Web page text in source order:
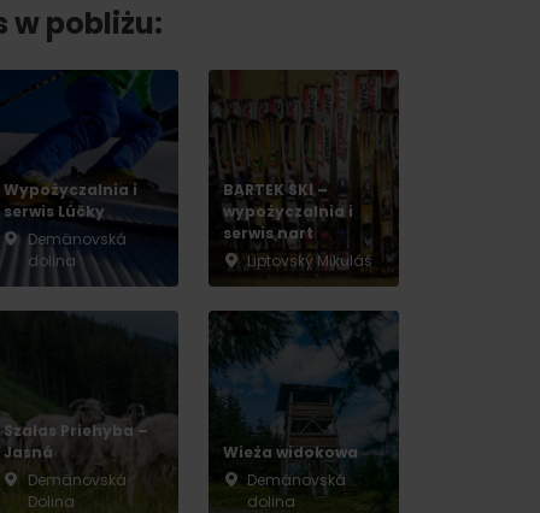
No data found for this source.
w pobliżu:
Wypożyczalnia i
serwis Lúčky
Demänovská
dolina
BARTEK SKI –
wypożyczalnia i
serwis nart
Liptovský Mikuláš
Szałas Priehyba –
Jasná
Demänovská
Dolina
Wieża widokowa
Demänovská
dolina